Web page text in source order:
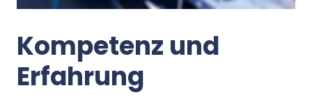
Kompetenz und
Erfahrung